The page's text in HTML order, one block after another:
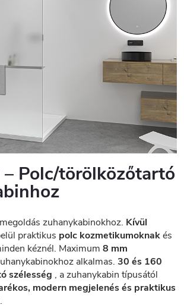
– Polc/törölközőtartó
megoldás zuhanykabinokhoz. Kívül
praktikus polc kozmetikumoknakés
kéznél. Maximum 8 mm
alkalmas. 30 és 160
szélesség , a zuhanykabin típusától
modern megjelenés és praktikus